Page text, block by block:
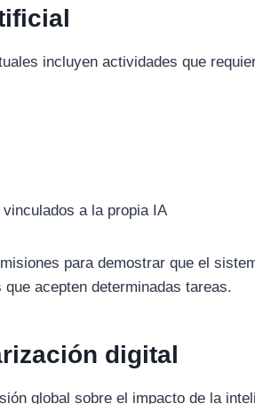
incluyen actividades que
a la propia IA
para demostrar que el
acepten determinadas tareas.
digital
global sobre el impacto de la